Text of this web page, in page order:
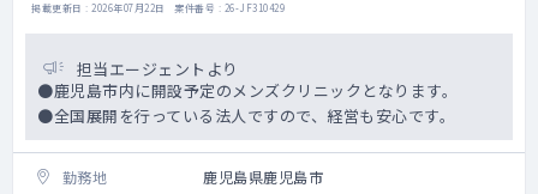
掲載更新日 : 2026年07月22日 案件番号 : 26-JF310429
担当エージェントより
●鹿児島市内に開設予定のメンズクリニックとなります。
●全国展開を行っている法人ですので、経営も安心です。
勤務地 鹿児島県鹿児島市